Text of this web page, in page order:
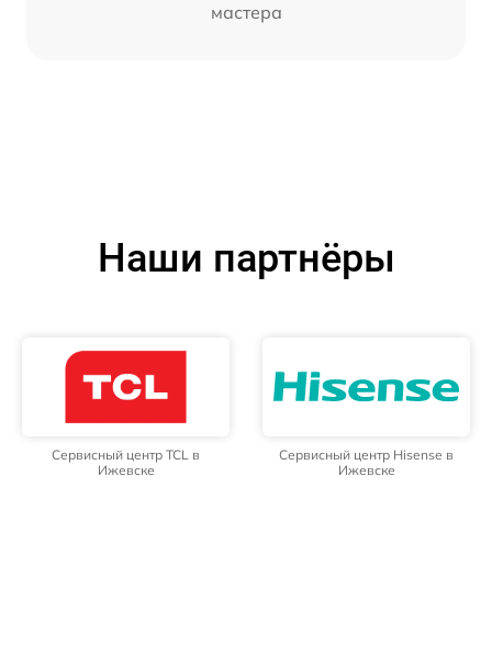
мастера
Наши партнёры
Сервисный центр TCL в
Ижевске
Сервисный центр Hisense в
Ижевске